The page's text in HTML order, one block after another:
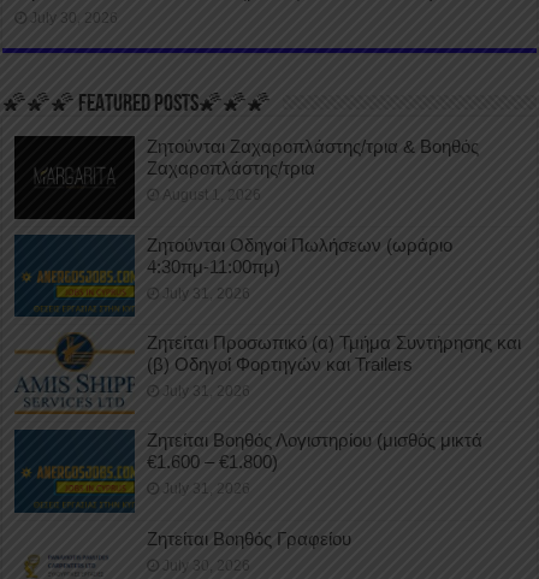
July 30, 2026
🌠🌠🌠 FEATURED POSTS🌠🌠🌠
Ζητούνται Ζαχαροπλάστης/τρια & Βοηθός
Ζαχαροπλάστης/τρια
August 1, 2026
Ζητούνται Οδηγοί Πωλήσεων (ωράριο
4:30πμ-11:00πμ)
July 31, 2026
Ζητείται Προσωπικό (α) Τμήμα Συντήρησης και
(β) Οδηγοί Φορτηγών και Trailers
July 31, 2026
Ζητείται Βοηθός Λογιστηρίου (μισθός μικτά
€1.600 – €1.800)
July 31, 2026
Ζητείται Βοηθός Γραφείου
July 30, 2026